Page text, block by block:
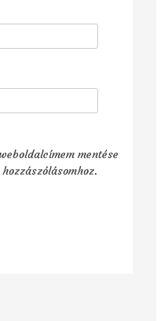
mentése